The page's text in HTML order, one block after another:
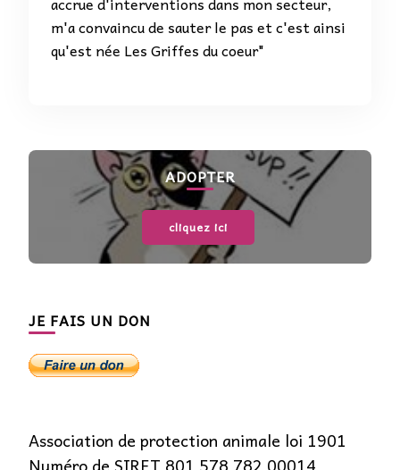
m'a convaincu de sauter le pas et c'est ainsi
qu'est née Les Griffes du coeur"
ADOPTER
cliquez ici
JE FAIS UN DON
Association de protection animale loi 1901